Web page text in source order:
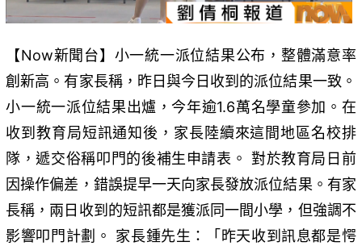
【Now新聞台】小一統一派位結果公布，整體滿意率
創新高。有家長稱，昨日與今日收到的派位結果一致。
小一統一派位結果出爐，今年逾1.6萬名學童參加。在
收到教育局短訊通知後，家長陸續來這間地區名校排
隊，遞交俗稱叩門的後補生申請表。 對於教育局日前
因操作偏差，錯誤提早一天向家長發放派位結果。有家
長稱，兩日收到的短訊都是獲派同一間小學，但強調不
影響叩門計劃。 家長鍾先生：「昨天收到訊息都是愕